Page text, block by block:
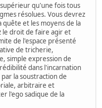
qu'une fois tous
résolues. Vous devrez
et les moyens de la
le droit de faire agir et
de l'espace présenté
de tricherie,
simple expression de
dans l'incarnation
la soustraction de
arbitraire et
l'ego sadique de la